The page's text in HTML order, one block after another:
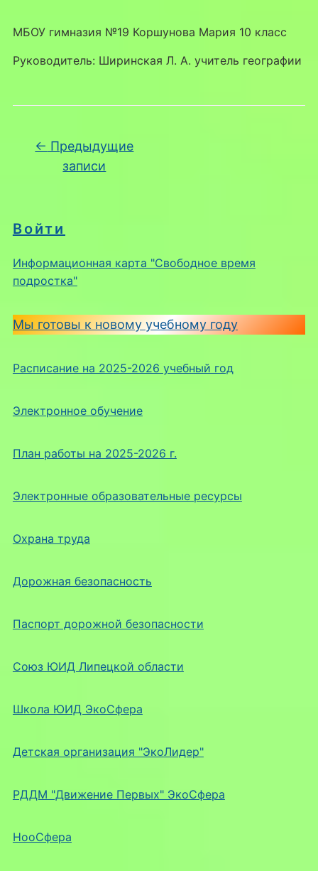
Войти
Информационная карта "Свободное время
подростка"
Мы готовы к новому учебному году
Расписание на 2025-2026 учебный год
Электронное обучение
План работы на 2025-2026 г.
Электронные образовательные ресурсы
Охрана труда
Дорожная безопасность
Паспорт дорожной безопасности
Союз ЮИД Липецкой области
Школа ЮИД ЭкоСфера
Детская организация "ЭкоЛидер"
РДДМ "Движение Первых" ЭкоСфера
НооСфера
МБОУ гимназия №19 Коршунова Мария 10 класс
Руководитель: Ширинская Л. А. учитель географии
Навигация по записям
← Предыдущие
записи